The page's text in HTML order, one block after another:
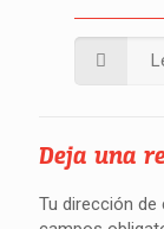
Deja una
Tu dirección